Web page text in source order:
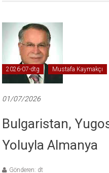
2026-07-dtg Mustafa Kaymakçı
01/07/2026
Bulgaristan,
Yoluyla Almanya
Gönderen: dt